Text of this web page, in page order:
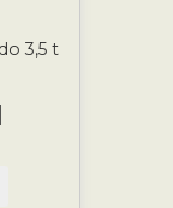
3,5 t